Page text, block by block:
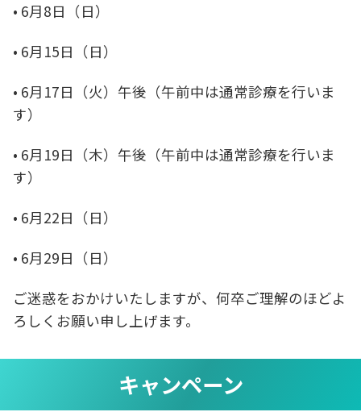
• 6月8日（日）
• 6月15日（日）
• 6月17日（火）午後（午前中は通常診療を行いま
す）
• 6月19日（木）午後（午前中は通常診療を行いま
す）
• 6月22日（日）
• 6月29日（日）
ご迷惑をおかけいたしますが、何卒ご理解のほどよ
ろしくお願い申し上げます。
キャンペーン